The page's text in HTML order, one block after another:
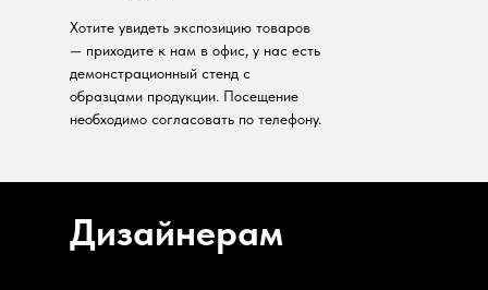
Хотите увидеть экспозицию товаров
— приходите к нам в офис, у нас есть
демонстрационный стенд с
образцами продукции. Посещение
необходимо согласовать по телефону.
Дизайнерам